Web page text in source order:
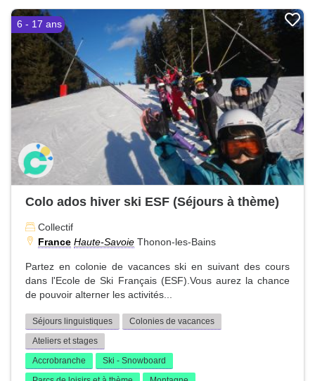
6 - 17 ans
Colo ados hiver ski ESF (Séjours à thème)
Collectif
France Haute-Savoie Thonon-les-Bains
Partez en colonie de vacances ski en suivant des cours
dans l'Ecole de Ski Français (ESF).Vous aurez la chance
de pouvoir alterner les activités...
Séjours linguistiques
Colonies de vacances
Ateliers et stages
Accrobranche
Ski - Snowboard